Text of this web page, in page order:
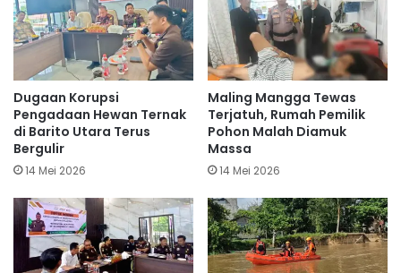
Dugaan Korupsi
Pengadaan Hewan Ternak
di Barito Utara Terus
Bergulir
14 Mei 2026
Maling Mangga Tewas
Terjatuh, Rumah Pemilik
Pohon Malah Diamuk
Massa
14 Mei 2026